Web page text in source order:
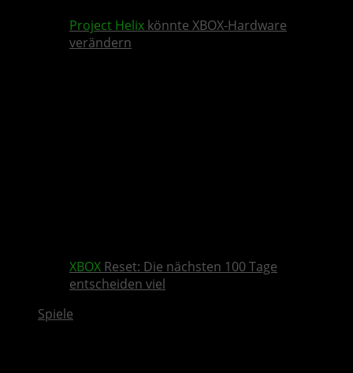
Project Helix könnte XBOX-Hardware
verändern
XBOX Reset: Die nächsten 100 Tage
entscheiden viel
Spiele